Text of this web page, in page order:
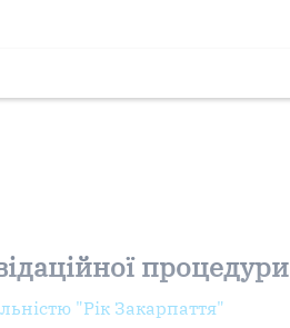
процедури
"Рік Закарпаття"